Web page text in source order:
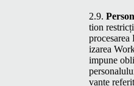
2.9.
tion
izarea
impune
vante